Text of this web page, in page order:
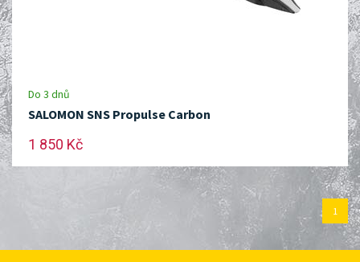
Do 3 dnů
SALOMON SNS Propulse Carbon
1 850 Kč
1